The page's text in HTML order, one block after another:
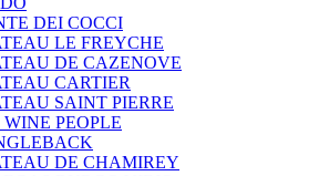
DEI COCCI
LE FREYCHE
DE CAZENOVE
CARTIER
SAINT PIERRE
PEOPLE
DE CHAMIREY